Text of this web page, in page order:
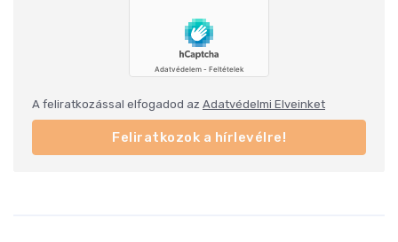
A feliratkozással elfogadod az Adatvédelmi Elveinket
Feliratkozok a hírlevélre!